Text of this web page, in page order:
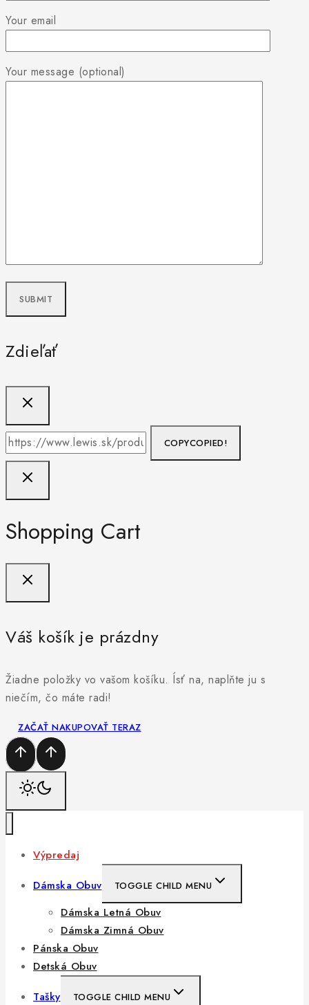
Your email
Your message (optional)
Zdieľať
COPYCOPIED!
Shopping Cart
Váš košík je prázdny
Žiadne položky vo vašom košíku. Ísť na, naplňte ju s
niečím, čo máte radi!
ZAČAŤ NAKUPOVAŤ TERAZ
Výpredaj
Dámska Obuv
TOGGLE CHILD MENU
Dámska Letná Obuv
Dámska Zimná Obuv
Pánska Obuv
Detská Obuv
Tašky
TOGGLE CHILD MENU